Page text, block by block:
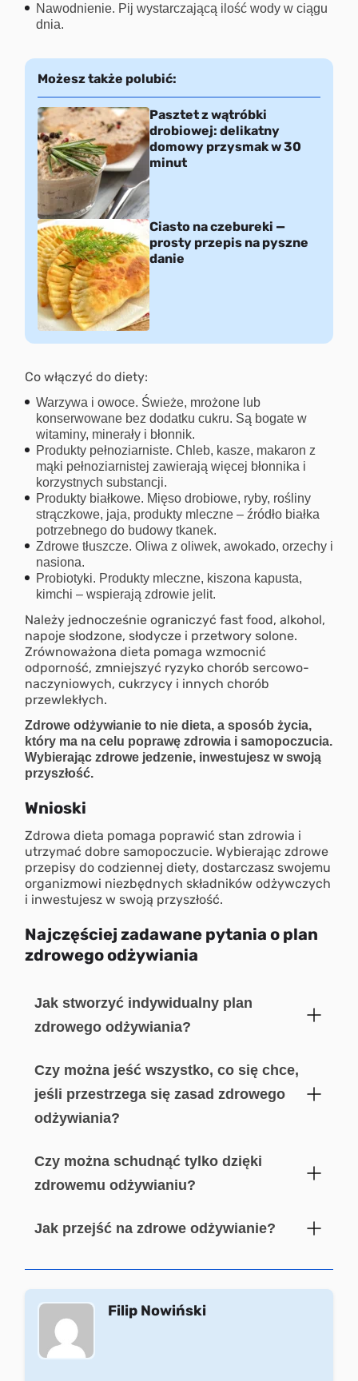
Nawodnienie. Pij wystarczającą ilość wody w ciągu
dnia.
Możesz także polubić:
Pasztet z wątróbki
drobiowej: delikatny
domowy przysmak w 30
minut
Ciasto na czebureki —
prosty przepis na pyszne
danie
Co włączyć do diety:
Warzywa i owoce. Świeże, mrożone lub
konserwowane bez dodatku cukru. Są bogate w
witaminy, minerały i błonnik.
Produkty pełnoziarniste. Chleb, kasze, makaron z
mąki pełnoziarnistej zawierają więcej błonnika i
korzystnych substancji.
Produkty białkowe. Mięso drobiowe, ryby, rośliny
strączkowe, jaja, produkty mleczne – źródło białka
potrzebnego do budowy tkanek.
Zdrowe tłuszcze. Oliwa z oliwek, awokado, orzechy i
nasiona.
Probiotyki. Produkty mleczne, kiszona kapusta,
kimchi – wspierają zdrowie jelit.
Należy jednocześnie ograniczyć fast food, alkohol,
napoje słodzone, słodycze i przetwory solone.
Zrównoważona dieta pomaga wzmocnić
odporność, zmniejszyć ryzyko chorób sercowo-
naczyniowych, cukrzycy i innych chorób
przewlekłych.
Zdrowe odżywianie to nie dieta, a sposób życia,
który ma na celu poprawę zdrowia i samopoczucia.
Wybierając zdrowe jedzenie, inwestujesz w swoją
przyszłość.
Wnioski
Zdrowa dieta pomaga poprawić stan zdrowia i
utrzymać dobre samopoczucie. Wybierając zdrowe
przepisy do codziennej diety, dostarczasz swojemu
organizmowi niezbędnych składników odżywczych
i inwestujesz w swoją przyszłość.
Najczęściej zadawane pytania o plan
zdrowego odżywiania
Jak stworzyć indywidualny plan
zdrowego odżywiania?
Czy można jeść wszystko, co się chce,
jeśli przestrzega się zasad zdrowego
odżywiania?
Czy można schudnąć tylko dzięki
zdrowemu odżywianiu?
Jak przejść na zdrowe odżywianie?
Filip Nowiński